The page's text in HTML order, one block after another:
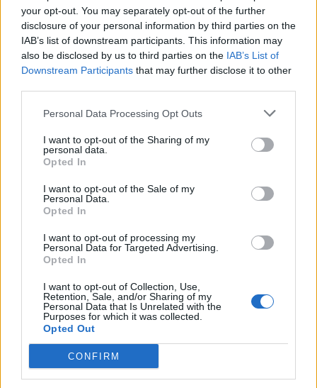
your opt-out. You may separately opt-out of the further
disclosure of your personal information by third parties on the
IAB’s list of downstream participants. This information may
also be disclosed by us to third parties on the IAB’s List of
Downstream Participants that may further disclose it to other
Personal Data Processing Opt Outs
I want to opt-out of the Sharing of my
personal data.
Opted In
I want to opt-out of the Sale of my
Personal Data.
Opted In
I want to opt-out of processing my
Personal Data for Targeted Advertising.
Opted In
I want to opt-out of Collection, Use,
Retention, Sale, and/or Sharing of my
Personal Data that Is Unrelated with the
Purposes for which it was collected.
Opted Out
CONFIRM
Resumen de datos de la ruta entre Canoas y
Tipo de
combustible
Precio
por litro
Gasto
Gasto
7l/100km
Gasto
10l/100km
0,00€
0,00€
0,00€
Gasolina 98
0,00€
0,00€ 91 l.-
0,00€
127l.
0,00€
182l.-
0,00€
Bio diesel
0,00€
0,00€
0,00€
0,00€
Estado del tráfico e incidencias de la DGT en